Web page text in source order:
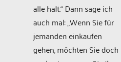
alle halt.“ Dann sage ich
auch mal: „Wenn Sie für
jemanden einkaufen
gehen, möchten Sie doch